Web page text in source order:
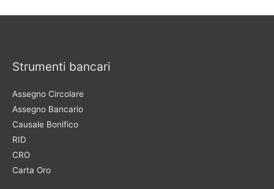
Strumenti bancari
Assegno Circolare
Assegno Bancario
Causale Bonifico
RID
CRO
Carta Oro